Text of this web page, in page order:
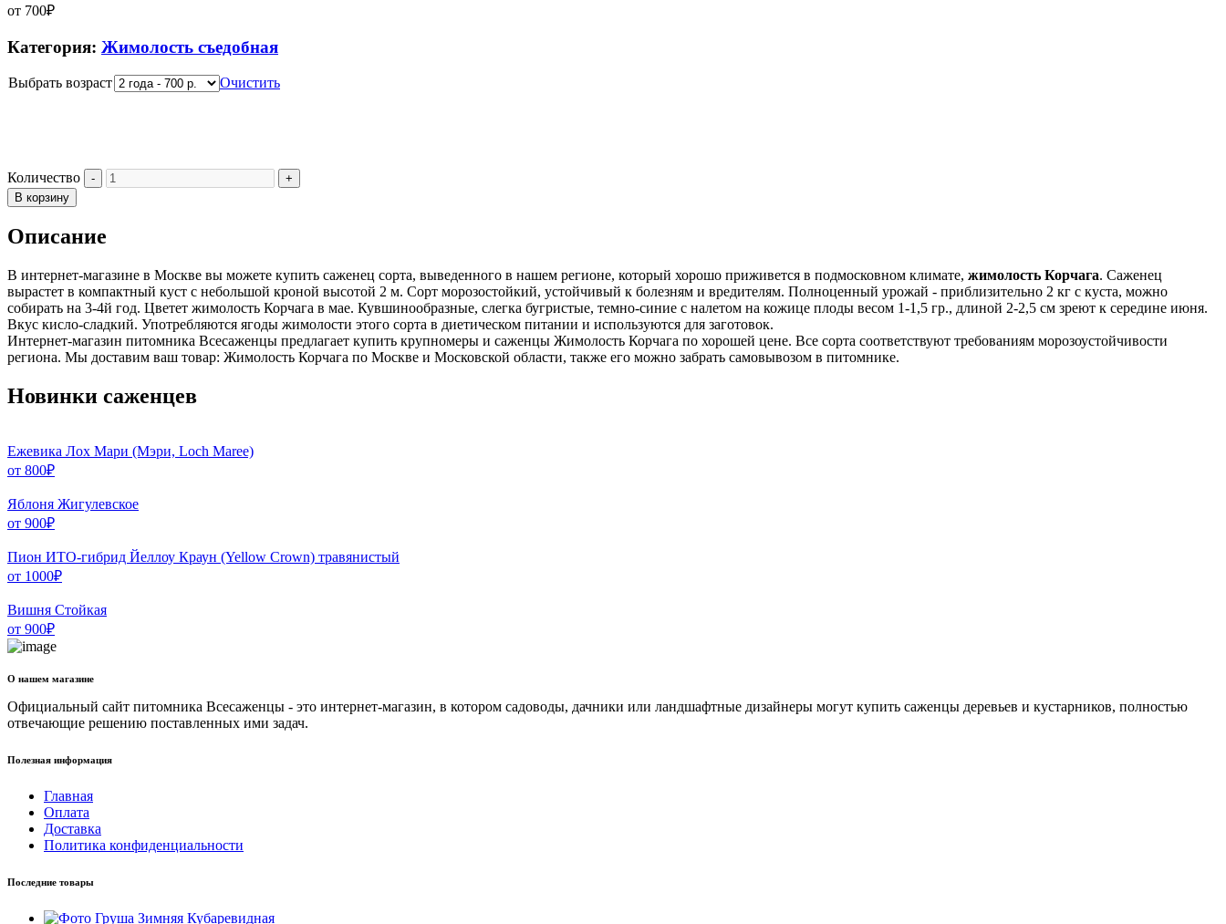
от 700₽
Категория: Жимолость съедобная
Выбрать возраст Очистить
Количество
В корзину
Описание
В интернет-магазине в Москве вы можете купить саженец сорта, выведенного в нашем регионе, который хорошо приживется в подмосковном климате, жимолость Корчага. Саженец
вырастет в компактный куст с небольшой кроной высотой 2 м. Сорт морозостойкий, устойчивый к болезням и вредителям. Полноценный урожай - приблизительно 2 кг с куста, можно
собирать на 3-4й год. Цветет жимолость Корчага в мае. Кувшинообразные, слегка бугристые, темно-синие с налетом на кожице плоды весом 1-1,5 гр., длиной 2-2,5 см зреют к середине июня.
Вкус кисло-сладкий. Употребляются ягоды жимолости этого сорта в диетическом питании и используются для заготовок.
Интернет-магазин питомника Всесаженцы предлагает купить крупномеры и саженцы Жимолость Корчага по хорошей цене. Все сорта соответствуют требованиям морозоустойчивости
региона. Мы доставим ваш товар: Жимолость Корчага по Москве и Московской области, также его можно забрать самовывозом в питомнике.
Новинки саженцев
Ежевика Лох Мари (Мэри, Loch Maree)
от 800₽
Яблоня Жигулевское
от 900₽
Пион ИТО-гибрид Йеллоу Краун (Yellow Crown) травянистый
от 1000₽
Вишня Стойкая
от 900₽
О нашем магазине
Официальный сайт питомника Всесаженцы - это интернет-магазин, в котором садоводы, дачники или ландшафтные дизайнеры могут купить саженцы деревьев и кустарников, полностью
отвечающие решению поставленных ими задач.
Полезная информация
Главная
Оплата
Доставка
Политика конфиденциальности
Последние товары